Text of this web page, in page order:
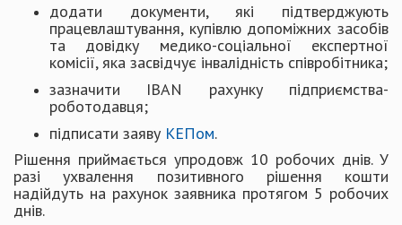
додати документи, які підтверджують
працевлаштування, купівлю допоміжних засобів
та довідку медико-соціальної експертної
комісії, яка засвідчує інвалідність співробітника;
зазначити IBAN рахунку підприємства-
роботодавця;
підписати заяву КЕПом.
Рішення приймається упродовж 10 робочих днів. У
разі ухвалення позитивного рішення кошти
надійдуть на рахунок заявника протягом 5 робочих
днів.